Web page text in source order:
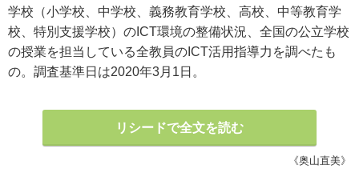
学校（小学校、中学校、義務教育学校、高校、中等教育学
校、特別支援学校）のICT環境の整備状況、全国の公立学校
の授業を担当している全教員のICT活用指導力を調べたも
の。調査基準日は2020年3月1日。
リシードで全文を読む
《奥山直美》